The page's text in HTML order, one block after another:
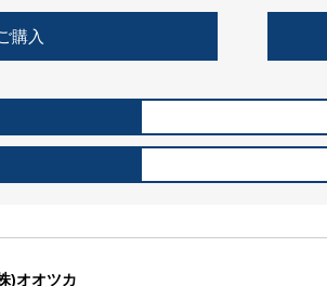
住宅使用部材標準化推進協議会
購入
)オオツカ